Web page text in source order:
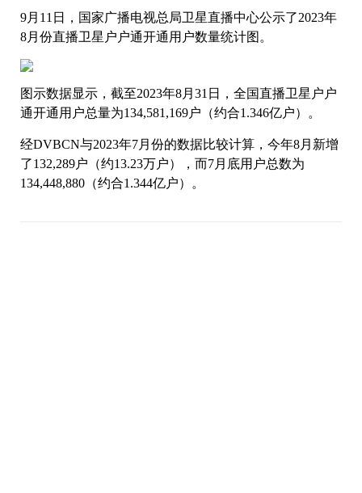
9月11日，国家广播电视总局卫星直播中心公示了2023年
8月份直播卫星户户通开通用户数量统计图。
图示数据显示，截至2023年8月31日，全国直播卫星户户
通开通用户总量为134,581,169户（约合1.346亿户）。
经DVBCN与2023年7月份的数据比较计算，今年8月新增
了132,289户（约13.23万户），而7月底用户总数为
134,448,880（约合1.344亿户）。